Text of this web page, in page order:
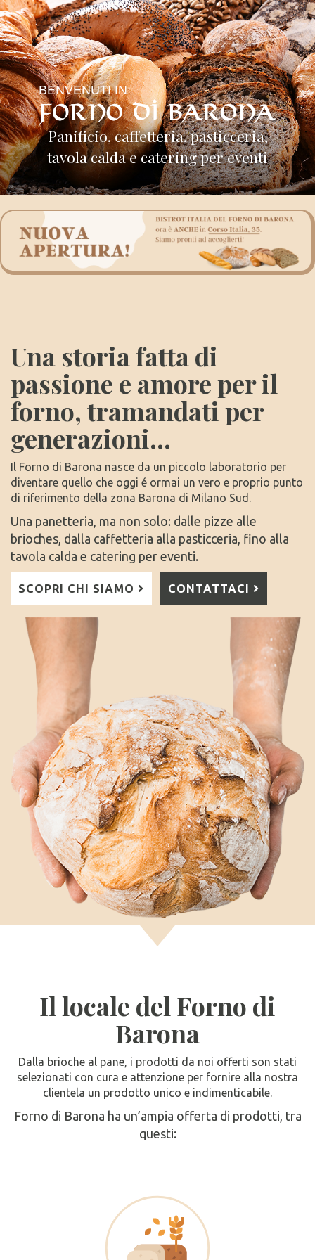
BENVENUTI IN
Panificio, caffetteria, pasticceria,
tavola calda e catering per eventi
Una storia fatta di
passione e amore per il
forno, tramandati per
generazioni...
Il Forno di Barona nasce da un piccolo laboratorio per
diventare quello che oggi é ormai un vero e proprio punto
di riferimento della zona Barona di Milano Sud.
Una panetteria, ma non solo: dalle pizze alle
brioches, dalla caffetteria alla pasticceria, fino alla
tavola calda e catering per eventi.
SCOPRI CHI SIAMO CONTATTACI
Il locale del Forno di
Barona
Dalla brioche al pane, i prodotti da noi offerti son stati
selezionati con cura e attenzione per fornire alla nostra
clientela un prodotto unico e indimenticabile.
Forno di Barona ha un’ampia offerta di prodotti, tra
questi: